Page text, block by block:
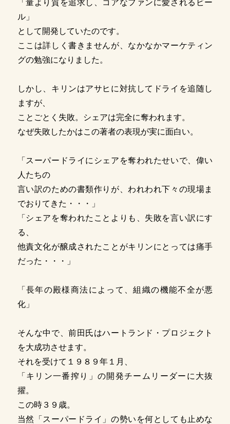
「量より質を追求し、コアなファンに愛されるビー
ル」
として開発していたのです。
ここは詳しく書きませんが、なかなかマーケティン
グの勉強になりました。
しかし、キリンはアサヒに対抗してドライを追随し
ますが、
ことごとく失敗。シェアは完全に奪われます。
なぜ失敗したかはこの著者の表現が実に面白い。
「スーパードライにシェアを奪われたせいで、偉い
人たちの
言い訳のための書類作りが、われわれ下々の現場ま
でおりてきた・・・」
「シェアを奪われたことよりも、失敗を言い訳にす
る、
他責文化が醸成されたことがキリンにとっては痛手
だった・・・」
「長年の殿様商法によって、組織の機能不全が悪
化」
そんな中で、前田氏はハートランド・プロジェクト
を大成功させます。
それを受けて１９８９年１月、
「キリン一番搾り」の開発チームリーダーに大抜
擢。
この時３９歳。
当然「スーパードライ」の勢いを何としても止めな